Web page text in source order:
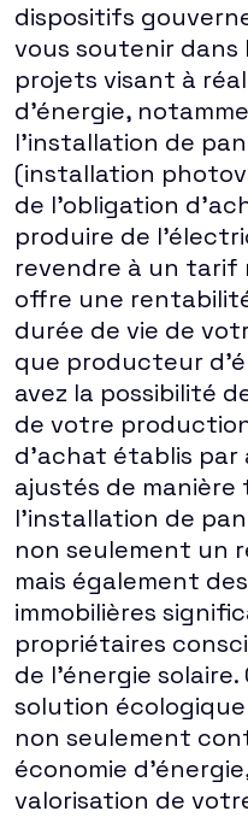
dispositifs
vous soutenir
projets visant à
d'énergie,
l'installation de
(installation
de l'obligation
produire de
revendre à un tarif
offre une
durée de vie de
que producteur
avez la possibilité
de votre
d'achat établis par
ajustés de manière
l'installation de
non seulement un
mais également
immobilières
propriétaires
de l'énergie
solution
non seulement
économie
valorisation de